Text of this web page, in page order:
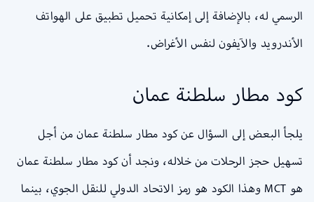
الرسمي له، بالإضافة إلى إمكانية تحميل تطبيق على الهواتف
الأندرويد والآيفون لنفس الأغراض.
كود مطار سلطنة عمان
يلجأ البعض إلى السؤال عن كود مطار سلطنة عمان من أجل
تسهيل حجز الرحلات من خلاله، ونجد أن كود مطار سلطنة عمان
هو MCT وهذا الكود هو رمز الاتحاد الدولي للنقل الجوي، بينما